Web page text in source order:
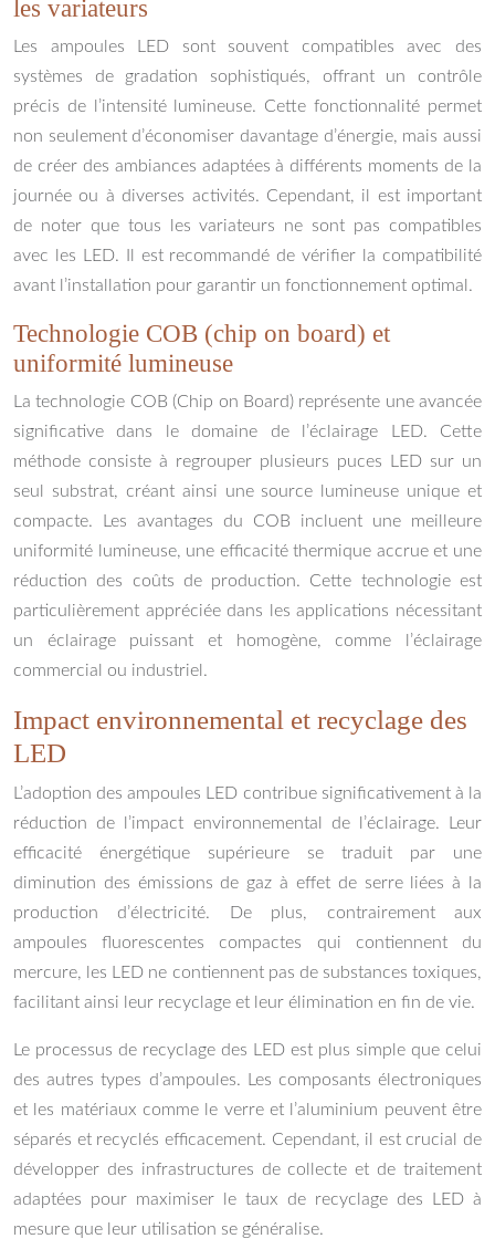
les variateurs
Les ampoules LED sont souvent compatibles avec des
systèmes de gradation sophistiqués, offrant un contrôle
précis de l’intensité lumineuse. Cette fonctionnalité permet
non seulement d’économiser davantage d’énergie, mais aussi
de créer des ambiances adaptées à différents moments de la
journée ou à diverses activités. Cependant, il est important
de noter que tous les variateurs ne sont pas compatibles
avec les LED. Il est recommandé de vérifier la compatibilité
avant l’installation pour garantir un fonctionnement optimal.
Technologie COB (chip on board) et
uniformité lumineuse
La technologie COB (Chip on Board) représente une avancée
significative dans le domaine de l’éclairage LED. Cette
méthode consiste à regrouper plusieurs puces LED sur un
seul substrat, créant ainsi une source lumineuse unique et
compacte. Les avantages du COB incluent une meilleure
uniformité lumineuse, une efficacité thermique accrue et une
réduction des coûts de production. Cette technologie est
particulièrement appréciée dans les applications nécessitant
un éclairage puissant et homogène, comme l’éclairage
commercial ou industriel.
Impact environnemental et recyclage des
LED
L’adoption des ampoules LED contribue significativement à la
réduction de l’impact environnemental de l’éclairage. Leur
efficacité énergétique supérieure se traduit par une
diminution des émissions de gaz à effet de serre liées à la
production d’électricité. De plus, contrairement aux
ampoules fluorescentes compactes qui contiennent du
mercure, les LED ne contiennent pas de substances toxiques,
facilitant ainsi leur recyclage et leur élimination en fin de vie.
Le processus de recyclage des LED est plus simple que celui
des autres types d’ampoules. Les composants électroniques
et les matériaux comme le verre et l’aluminium peuvent être
séparés et recyclés efficacement. Cependant, il est crucial de
développer des infrastructures de collecte et de traitement
adaptées pour maximiser le taux de recyclage des LED à
mesure que leur utilisation se généralise.